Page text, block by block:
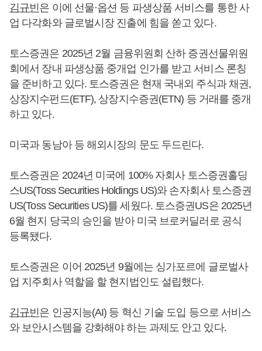
김규빈은 이에 선물·옵션 등 파생상품 서비스를 통한 사
업 다각화와 글로벌시장 진출에 힘을 쏟고 있다.
토스증권은 2025년 2월 금융위원회 산하 증권선물위원
회에서 장내 파생상품 중개업 인가를 받고 서비스 론칭
을 준비하고 있다. 토스증권은 현재 국내외 주식과 채권,
상장지수펀드(ETF), 상장지수증권(ETN) 등 거래를 중개
하고 있다.
미국과 동남아 등 해외시장의 문도 두드린다.
토스증권은 2024년 미국에 100% 자회사 토스증권홀딩
스US(Toss Securities Holdings US)와 손자회사 토스증권
US(Toss Securities US)를 세웠다. 토스증권US은 2025년
6월 현지 당국의 승인을 받아 미국 브로커딜러로 공식
등록됐다.
토스증권은 이어 2025년 9월에는 싱가포르에 글로벌사
업 지주회사 역할을 할 현지법인도 설립했다.
김규빈은 인공지능(AI) 등 혁신 기술 도입 등으로 서비스
와 보안시스템을 강화해야 하는 과제도 안고 있다.